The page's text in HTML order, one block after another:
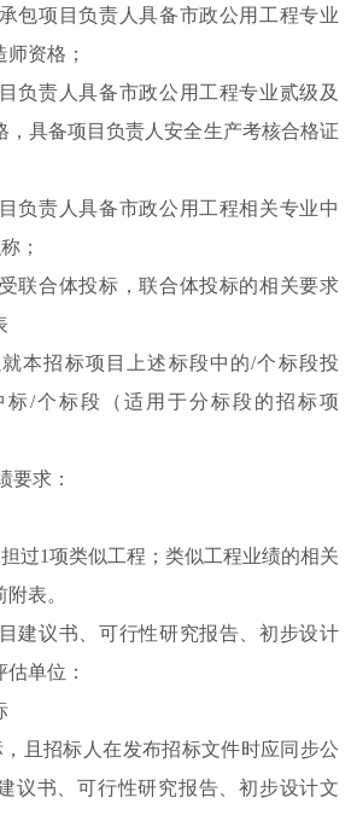
包项目负责人具备市政公用工程专业
资格；
负责人具备市政公用工程专业贰级及
，具备项目负责人安全生产考核合格证
负责人具备市政公用工程相关专业中
；
联合体投标，联合体投标的相关要求
本招标项目上述标段中的/个标段投
标/个标段（适用于分标段的招标项
要求：
过1项类似工程；类似工程业绩的相关
表。
建议书、可行性研究报告、初步设计
单位：
且招标人在发布招标文件时应同步公
议书、可行性研究报告、初步设计文